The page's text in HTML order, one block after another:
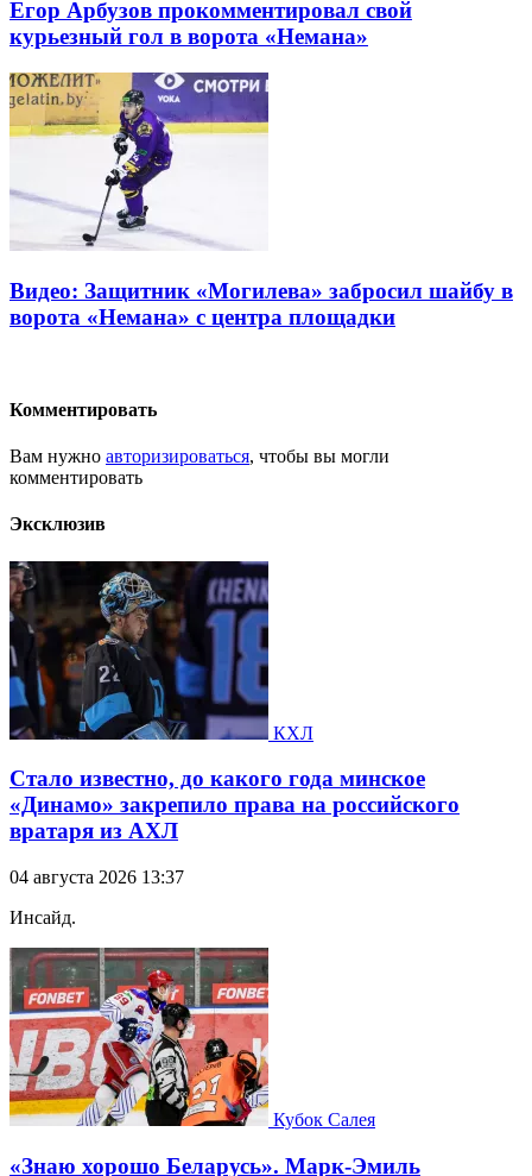
Егор Арбузов прокомментировал свой
курьезный гол в ворота «Немана»
Видео: Защитник «Могилева» забросил шайбу в
ворота «Немана» с центра площадки
Комментировать
Вам нужно авторизироваться, чтобы вы могли
комментировать
Эксклюзив
КХЛ
Стало известно, до какого года минское
«Динамо» закрепило права на российского
вратаря из АХЛ
04 августа 2026 13:37
Инсайд.
Кубок Салея
«Знаю хорошо Беларусь». Марк-Эмиль